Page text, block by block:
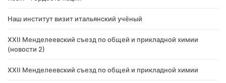
Наш институт визит итальянский учёный
XXII Менделеевский съезд по общей и прикладной химии
(новости 2)
XXII Менделеевский съезд по общей и прикладной химии